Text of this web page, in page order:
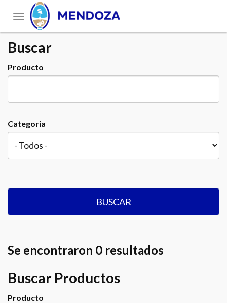
Toggle
navigation
Buscar
Producto
Categoria
BUSCAR
Se encontraron 0 resultados
Buscar Productos
Producto